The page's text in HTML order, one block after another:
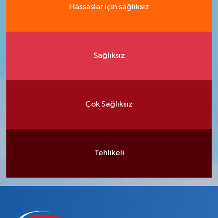
Hassaslar için sağlıksız
Sağlıksız
Çok Sağlıksız
Tehlikeli